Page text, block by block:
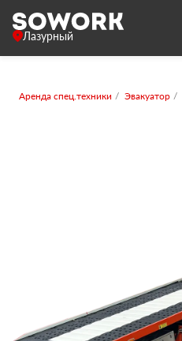
Лазурный
Аренда спец.техники Эвакуатор